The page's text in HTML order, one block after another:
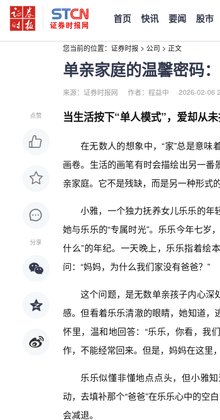
首页 快讯 要闻 股市
您当前的位置： 证券时报 > 公司 > 正文
单亲家庭的温馨密码
来源：证券时报网 作者：程益中 2026-02-06
点赞
分享
当生活按下“单人模式”，爱却从
在无数人的想象中，“家”总是意
画卷。生活的画笔有时会描绘出另一
亲家庭。它不是残缺，而是另一种形式
小雅，一个独力抚养女儿乐乐的年
她与乐乐的“专属时光”。乐乐今年七岁
什么”的年纪。一天晚上，乐乐指着绘
问：“妈妈，为什么我们家没有爸爸？”
这个问题，是无数单亲孩子内心深
感。但看着乐乐清澈的眼睛，她知道
怀里，温和地回答：“乐乐，你看，我
作，不能经常回来。但是，妈妈在这里
乐乐似懂非懂地点点头，但小雅
动，去填补那个“爸爸”在乐乐心中的空
会减退。